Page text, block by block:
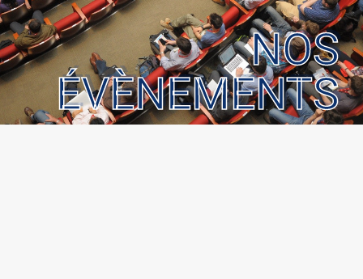
NOS
ÉVÈNEMENTS